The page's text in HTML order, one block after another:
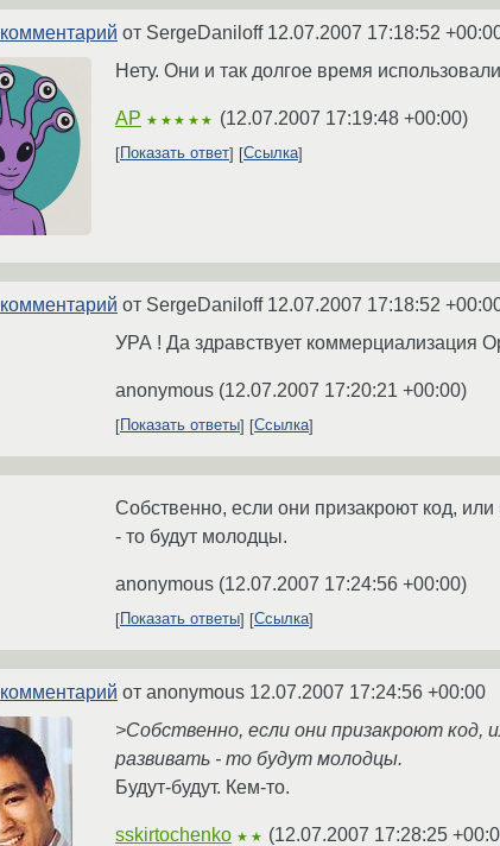
комментарий от SergeDaniloff 12.07.2007 17:18:52
Нету. Они и так долгое время
AP ★★★★★ (12.07.2007 17:19:48 +00:00)
Показать ответ Ссылка
комментарий от SergeDaniloff 12.07.2007 17:18:52
УРА ! Да здравствует коммерциализация
anonymous (12.07.2007 17:20:21 +00:00)
Показать ответы Ссылка
Собственно, если они призакроют код, или
- то будут молодцы.
anonymous (12.07.2007 17:24:56 +00:00)
Показать ответы Ссылка
комментарий от anonymous 12.07.2007 17:24:56 +00:00
>Собственно, если они призакроют код,
развивать - то будут молодцы.
Будут-будут. Кем-то.
sskirtochenko ★★ (12.07.2007 17:28:25